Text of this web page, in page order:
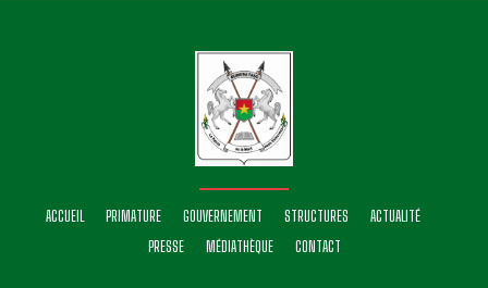
ACCUEIL PRIMATURE GOUVERNEMENT STRUCTURES
ACTUALITÉ
PRESSE
MÉDIATHÈQUE CONTACT